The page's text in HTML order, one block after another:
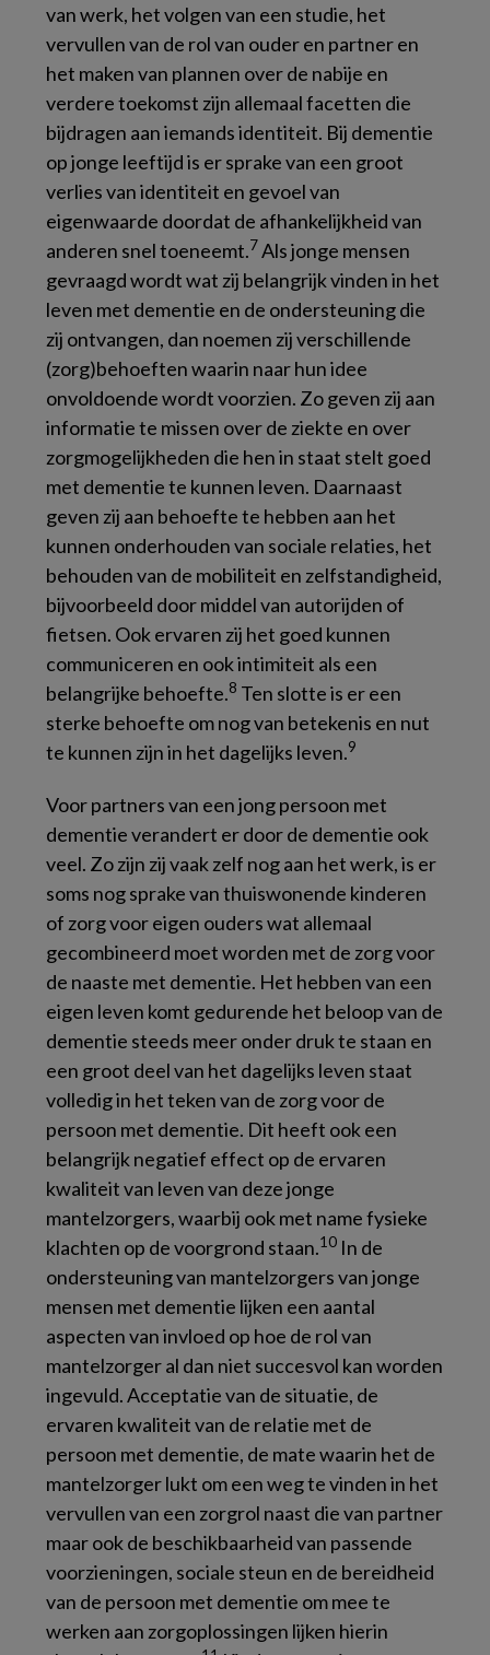
van werk, het volgen van een studie, het
vervullen van de rol van ouder en partner en
het maken van plannen over de nabije en
verdere toekomst zijn allemaal facetten die
bijdragen aan iemands identiteit. Bij dementie
op jonge leeftijd is er sprake van een groot
verlies van identiteit en gevoel van
eigenwaarde doordat de afhankelijkheid van
anderen snel toeneemt.7Als jonge mensen
gevraagd wordt wat zij belangrijk vinden in het
leven met dementie en de ondersteuning die
zij ontvangen, dan noemen zij verschillende
(zorg)behoeften waarin naar hun idee
onvoldoende wordt voorzien. Zo geven zij aan
informatie te missen over de ziekte en over
zorgmogelijkheden die hen in staat stelt goed
met dementie te kunnen leven. Daarnaast
geven zij aan behoefte te hebben aan het
kunnen onderhouden van sociale relaties, het
behouden van de mobiliteit en zelfstandigheid,
bijvoorbeeld door middel van autorijden of
fietsen. Ook ervaren zij het goed kunnen
communiceren en ook intimiteit als een
belangrijke behoefte.8 Ten slotte is er een
sterke behoefte om nog van betekenis en nut
te kunnen zijn in het dagelijks leven.9
Voor partners van een jong persoon met
dementie verandert er door de dementie ook
veel. Zo zijn zij vaak zelf nog aan het werk, is er
soms nog sprake van thuiswonende kinderen
of zorg voor eigen ouders wat allemaal
gecombineerd moet worden met de zorg voor
de naaste met dementie. Het hebben van een
eigen leven komt gedurende het beloop van de
dementie steeds meer onder druk te staan en
een groot deel van het dagelijks leven staat
volledig in het teken van de zorg voor de
persoon met dementie. Dit heeft ook een
belangrijk negatief effect op de ervaren
kwaliteit van leven van deze jonge
mantelzorgers, waarbij ook met name fysieke
klachten op de voorgrond staan.10 In de
ondersteuning van mantelzorgers van jonge
mensen met dementie lijken een aantal
aspecten van invloed op hoe de rol van
mantelzorger al dan niet succesvol kan worden
ingevuld. Acceptatie van de situatie, de
ervaren kwaliteit van de relatie met de
persoon met dementie, de mate waarin het de
mantelzorger lukt om een weg te vinden in het
vervullen van een zorgrol naast die van partner
maar ook de beschikbaarheid van passende
voorzieningen, sociale steun en de bereidheid
van de persoon met dementie om mee te
werken aan zorgoplossingen lijken hierin